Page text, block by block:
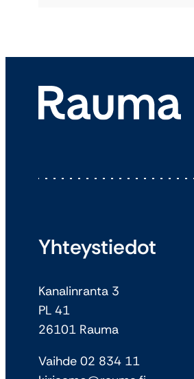
Yhteystiedot
Kanalinranta 3
PL 41
26101 Rauma
Vaihde 02 834 11